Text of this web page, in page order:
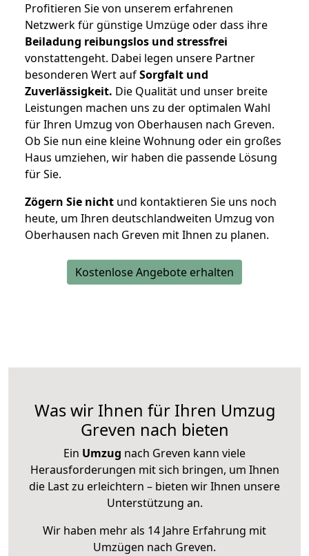
Profitieren Sie von unserem erfahrenen
Netzwerk für günstige Umzüge oder dass ihre
Beiladung reibungslos und stressfrei
vonstattengeht. Dabei legen unsere Partner
besonderen Wert aufSorgfalt und
Zuverlässigkeit. Die Qualität und unser breite
Leistungen machen uns zu der optimalen Wahl
für Ihren Umzug von Oberhausen nach Greven.
Ob Sie nun eine kleine Wohnung oder ein großes
Haus umziehen, wir haben die passende Lösung
für Sie.
Zögern Sie nicht und kontaktieren Sie uns noch
heute, um Ihren deutschlandweiten Umzug von
Oberhausen nach Greven mit Ihnen zu planen.
Kostenlose Angebote erhalten
Was wir Ihnen für Ihren Umzug
Greven nach bieten
Ein Umzug nach Greven kann viele
Herausforderungen mit sich bringen, um Ihnen
die Last zu erleichtern – bieten wir Ihnen unsere
Unterstützung an.
Wir haben mehr als 14 Jahre Erfahrung mit
Umzügen nach Greven.